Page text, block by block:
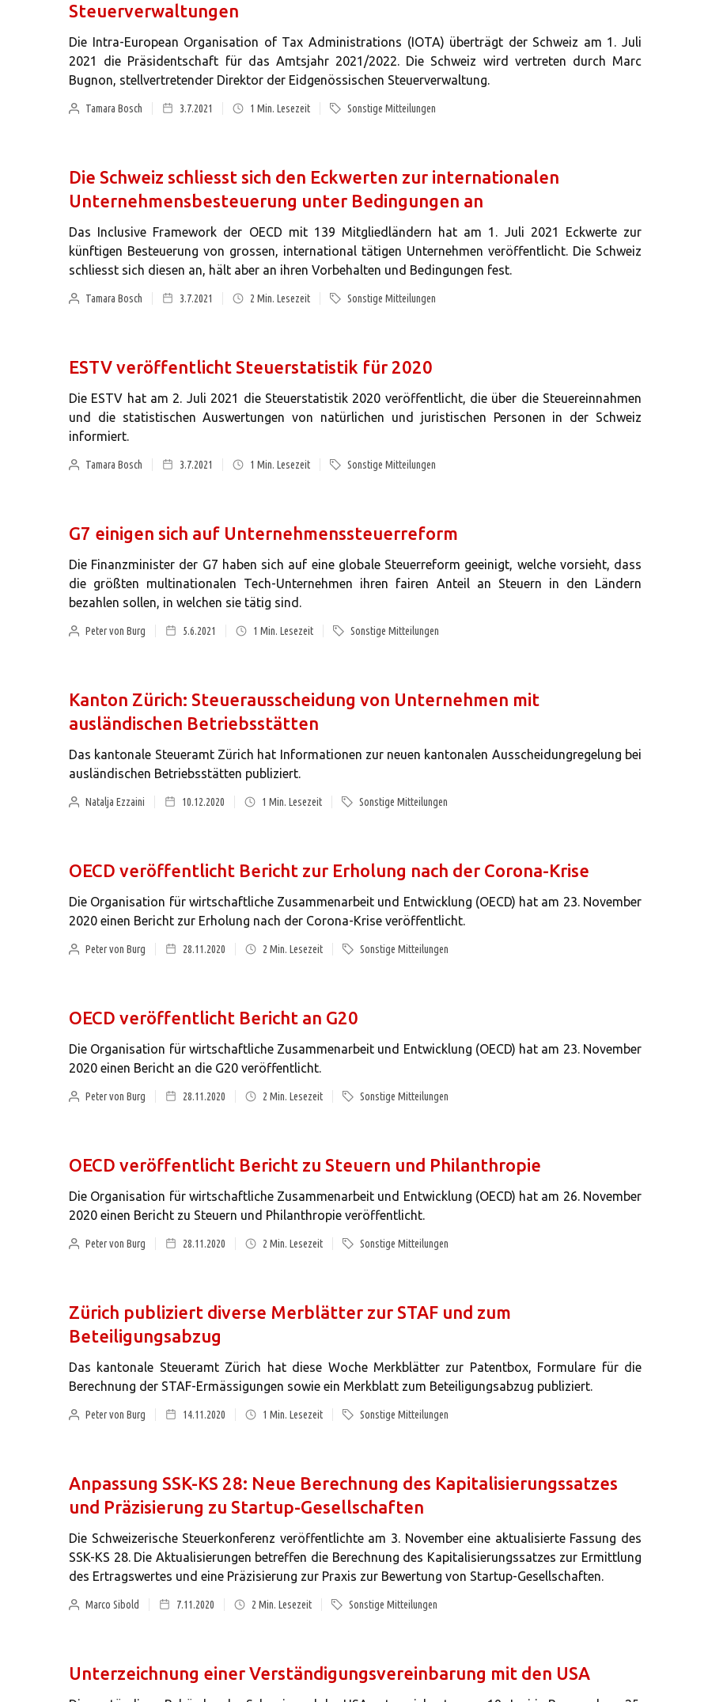
Steuerverwaltungen
Die Intra-European Organisation of Tax Administrations (IOTA) überträgt der Schweiz am 1. Juli
2021 die Präsidentschaft für das Amtsjahr 2021/2022. Die Schweiz wird vertreten durch Marc
Bugnon, stellvertretender Direktor der Eidgenössischen Steuerverwaltung.
Tamara Bosch 3.7.2021 1 Min. Lesezeit Sonstige Mitteilungen
Die Schweiz schliesst sich den Eckwerten zur internationalen
Unternehmensbesteuerung unter Bedingungen an
Das Inclusive Framework der OECD mit 139 Mitgliedländern hat am 1. Juli 2021 Eckwerte zur
künftigen Besteuerung von grossen, international tätigen Unternehmen veröffentlicht. Die Schweiz
schliesst sich diesen an, hält aber an ihren Vorbehalten und Bedingungen fest.
Tamara Bosch 3.7.2021 2 Min. Lesezeit Sonstige Mitteilungen
ESTV veröffentlicht Steuerstatistik für 2020
Die ESTV hat am 2. Juli 2021 die Steuerstatistik 2020 veröffentlicht, die über die Steuereinnahmen
und die statistischen Auswertungen von natürlichen und juristischen Personen in der Schweiz
informiert.
Tamara Bosch 3.7.2021 1 Min. Lesezeit Sonstige Mitteilungen
G7 einigen sich auf Unternehmenssteuerreform
Die Finanzminister der G7 haben sich auf eine globale Steuerreform geeinigt, welche vorsieht, dass
die größten multinationalen Tech-Unternehmen ihren fairen Anteil an Steuern in den Ländern
bezahlen sollen, in welchen sie tätig sind.
Peter von Burg 5.6.2021 1 Min. Lesezeit Sonstige Mitteilungen
Kanton Zürich: Steuerausscheidung von Unternehmen mit
ausländischen Betriebsstätten
Das kantonale Steueramt Zürich hat Informationen zur neuen kantonalen Ausscheidungregelung bei
ausländischen Betriebsstätten publiziert.
Natalja Ezzaini 10.12.2020 1 Min. Lesezeit Sonstige Mitteilungen
OECD veröffentlicht Bericht zur Erholung nach der Corona-Krise
Die Organisation für wirtschaftliche Zusammenarbeit und Entwicklung (OECD) hat am 23. November
2020 einen Bericht zur Erholung nach der Corona-Krise veröffentlicht.
Peter von Burg 28.11.2020 2 Min. Lesezeit Sonstige Mitteilungen
OECD veröffentlicht Bericht an G20
Die Organisation für wirtschaftliche Zusammenarbeit und Entwicklung (OECD) hat am 23. November
2020 einen Bericht an die G20 veröffentlicht.
Peter von Burg 28.11.2020 2 Min. Lesezeit Sonstige Mitteilungen
OECD veröffentlicht Bericht zu Steuern und Philanthropie
Die Organisation für wirtschaftliche Zusammenarbeit und Entwicklung (OECD) hat am 26. November
2020 einen Bericht zu Steuern und Philanthropie veröffentlicht.
Peter von Burg 28.11.2020 2 Min. Lesezeit Sonstige Mitteilungen
Zürich publiziert diverse Merblätter zur STAF und zum
Beteiligungsabzug
Das kantonale Steueramt Zürich hat diese Woche Merkblätter zur Patentbox, Formulare für die
Berechnung der STAF-Ermässigungen sowie ein Merkblatt zum Beteiligungsabzug publiziert.
Peter von Burg 14.11.2020 1 Min. Lesezeit Sonstige Mitteilungen
Anpassung SSK-KS 28: Neue Berechnung des Kapitalisierungssatzes
und Präzisierung zu Startup-Gesellschaften
Die Schweizerische Steuerkonferenz veröffentlichte am 3. November eine aktualisierte Fassung des
SSK-KS 28. Die Aktualisierungen betreffen die Berechnung des Kapitalisierungssatzes zur Ermittlung
des Ertragswertes und eine Präzisierung zur Praxis zur Bewertung von Startup-Gesellschaften.
Marco Sibold 7.11.2020 2 Min. Lesezeit Sonstige Mitteilungen
Unterzeichnung einer Verständigungsvereinbarung mit den USA